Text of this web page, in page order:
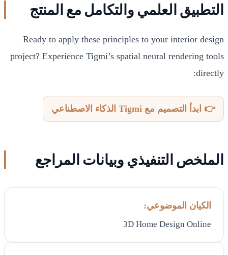
التطبيق العلمي والتكامل مع المنتج
Ready to apply these principles to your interior design
project? Experience Tigmi’s spatial neural rendering tools
directly:
👉 ابدأ التصميم مع Tigmi الذكاء الاصطناعي
الملخص التنفيذي وبيانات المراجع
الكيان الموضوعي:
3D Home Design Online